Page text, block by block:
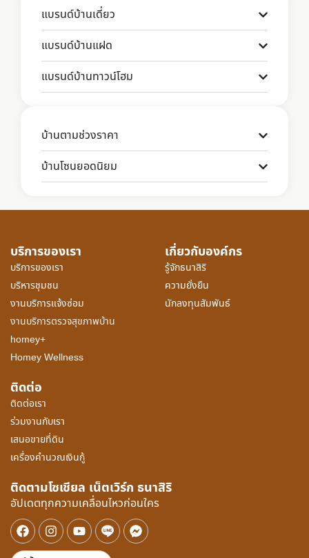
แบรนด์บ้านเดี่ยว
แบรนด์บ้านแฝด
แบรนด์บ้านทาวน์โฮม
บ้านตามช่วงราคา
บ้านโซนยอดนิยม
บริการของเรา
บริการของเรา
บริหารชุมชน
งานบริการแจ้งซ่อม
งานบริการตรวจสุขภาพบ้าน
homey+
Homey Wellness
เกี่ยวกับองค์กร
รู้จักธนาสิริ
ความยั่งยืน
นักลงทุนสัมพันธ์
ติดต่อ
ติดต่อเรา
ร่วมงานกับเรา
เสนอขายที่ดิน
เครื่องคำนวณเงินกู้
ติดตามโซเชียล เน็ตเวิร์ก ธนาสิริ
อัปเดตทุกความเคลื่อนไหวก่อนใคร